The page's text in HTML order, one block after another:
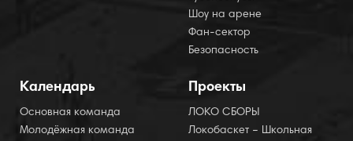
Шоу на арене
Фан-сектор
Безопасность
Календарь
Основная команда
Молодёжная команда
Проекты
ЛОКО СБОРЫ
Локобаскет – Школьная